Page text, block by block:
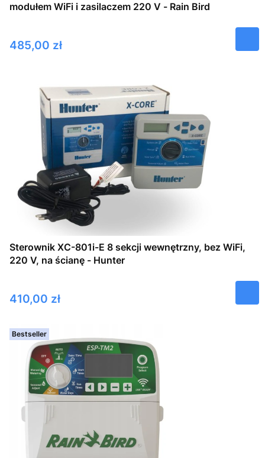
modułem WiFi i zasilaczem 220 V - Rain Bird
Cena
485,00 zł
Sterownik XC-801i-E 8 sekcji wewnętrzny, bez WiFi,
220 V, na ścianę - Hunter
Cena
410,00 zł
Bestseller